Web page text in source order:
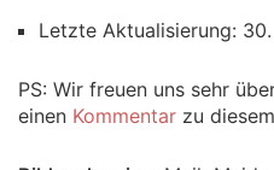
Letzte Aktualisierung:
PS: Wir freuen uns sehr
einen Kommentar zu